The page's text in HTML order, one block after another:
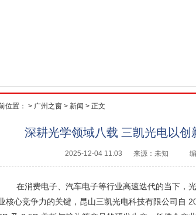
位置： > 广州之窗 > 新闻 > 正文
深耕光学领域八载 三凯光电以
2025-12-04 11:03 来源：未知
在消费电子、汽车电子等行业高速迭代的当下，
核心竞争力的关键，昆山三凯光电科技有限公司自